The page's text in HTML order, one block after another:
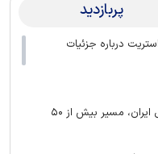
پربازدید
درباره جزئیات
سنتکام: از زمان از سرگیری محاصره دریایی ایران، مسیر بیش از ۵۰